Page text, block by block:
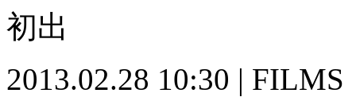
初出
2013.02.28 10:30 | FILMS